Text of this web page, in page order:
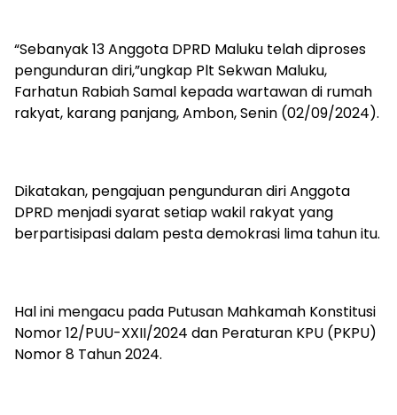
“Sebanyak 13 Anggota DPRD Maluku telah diproses
pengunduran diri,”ungkap Plt Sekwan Maluku,
Farhatun Rabiah Samal kepada wartawan di rumah
rakyat, karang panjang, Ambon, Senin (02/09/2024).
Dikatakan, pengajuan pengunduran diri Anggota
DPRD menjadi syarat setiap wakil rakyat yang
berpartisipasi dalam pesta demokrasi lima tahun itu.
Hal ini mengacu pada Putusan Mahkamah Konstitusi
Nomor 12/PUU-XXII/2024 dan Peraturan KPU (PKPU)
Nomor 8 Tahun 2024.